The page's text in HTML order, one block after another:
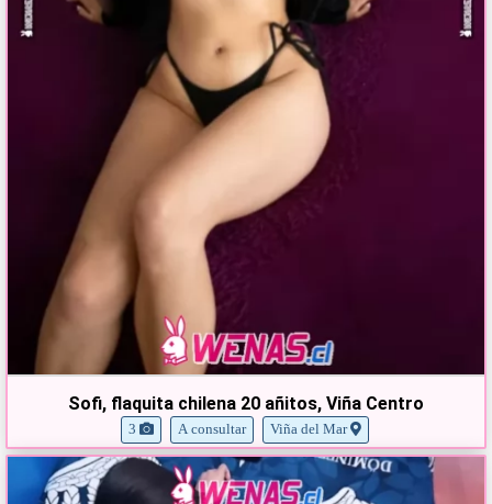
Sofi, flaquita chilena 20 añitos, Viña Centro
3 A consultar Viña del Mar